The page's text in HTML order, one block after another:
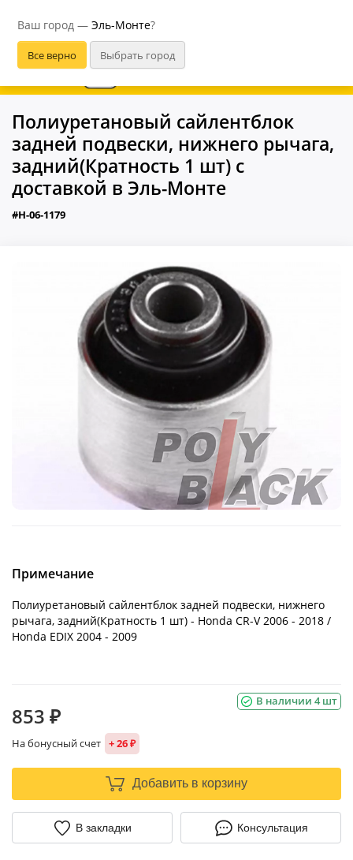
Ваш город — Эль-Монте?
В приложении удобнее
Полиуретановый сайлентблок
задней подвески, нижнего рычага,
задний(Кратность 1 шт) с
доставкой в Эль-Монте
#H-06-1179
Примечание
Полиуретановый сайлентблок задней подвески, нижнего
рычага, задний(Кратность 1 шт) - Honda CR-V 2006 - 2018 /
Honda EDIX 2004 - 2009
В наличии 4 шт
853 ₽
На бонусный счет + 26 ₽
Добавить в корзину
В закладки Консультация